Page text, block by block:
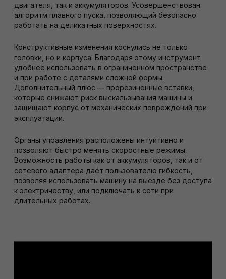
двигателя, так и аккумуляторов. Усовершенствован
алгоритм плавного пуска, позволяющий безопасно
работать на деликатных поверхностях.
Конструктивные изменения коснулись не только
головки, но и корпуса. Благодаря этому инструмент
удобнее использовать в ограниченном пространстве
и при работе с деталями сложной формы.
Дополнительный плюс — прорезиненные вставки,
которые снижают риск выскальзывания машины и
защищают корпус от механических повреждений при
эксплуатации.
Органы управления расположены интуитивно и
позволяют быстро менять скоростные режимы.
Возможность работы как от аккумуляторов, так и от
сетевого адаптера даёт пользователю гибкость,
позволяя использовать машину на выезде без доступа
к электричеству, или подключать к сети при
длительных работах.